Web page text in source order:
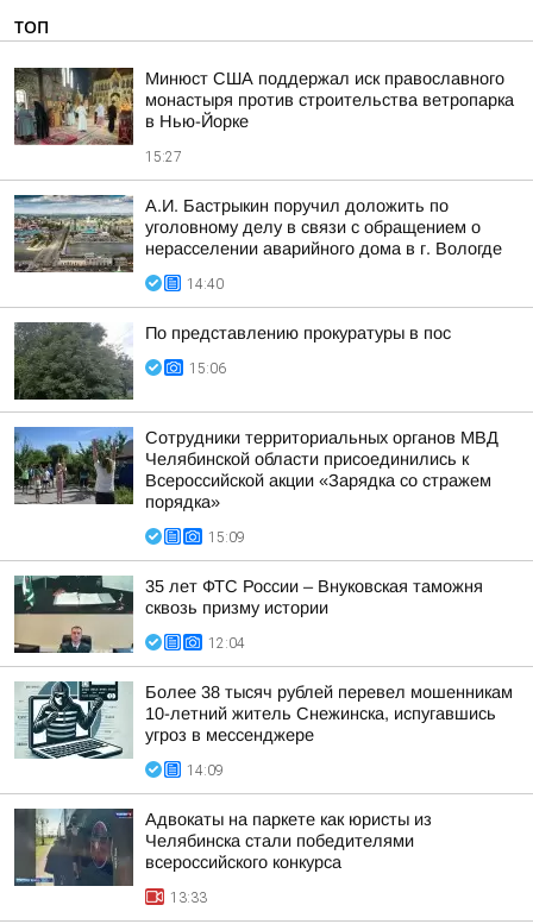
ТОП
Минюст США поддержал иск православного
монастыря против строительства ветропарка
в Нью-Йорке
15:27
А.И. Бастрыкин поручил доложить по
уголовному делу в связи с обращением о
нерасселении аварийного дома в г. Вологде
14:40
По представлению прокуратуры в пос
15:06
Сотрудники территориальных органов МВД
Челябинской области присоединились к
Всероссийской акции «Зарядка со стражем
порядка»
15:09
35 лет ФТС России – Внуковская таможня
сквозь призму истории
12:04
Более 38 тысяч рублей перевел мошенникам
10-летний житель Снежинска, испугавшись
угроз в мессенджере
14:09
Адвокаты на паркете как юристы из
Челябинска стали победителями
всероссийского конкурса
13:33